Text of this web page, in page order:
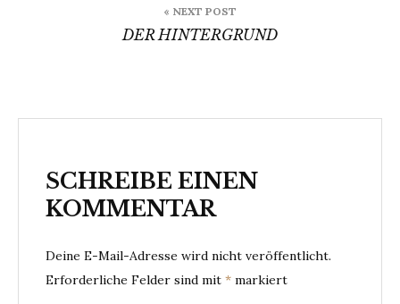
« NEXT POST
DER HINTERGRUND
SCHREIBE EINEN
KOMMENTAR
Deine E-Mail-Adresse wird nicht veröffentlicht.
Erforderliche Felder sind mit * markiert